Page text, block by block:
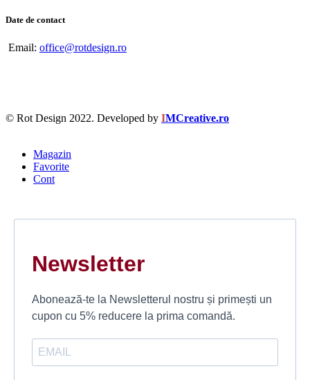
Date de contact
Email: office@rotdesign.ro
© Rot Design 2022. Developed by IMCreative.ro
Magazin
Favorite
Cont
Newsletter
Abonează-te la Newsletterul nostru și primești un
cupon cu 5% reducere la prima comandă.